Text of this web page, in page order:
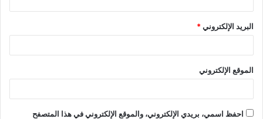
البريد الإلكتروني*
الموقع الإلكتروني
احفظ اسمي، بريدي الإلكتروني، والموقع الإلكتروني في هذا المتصفح